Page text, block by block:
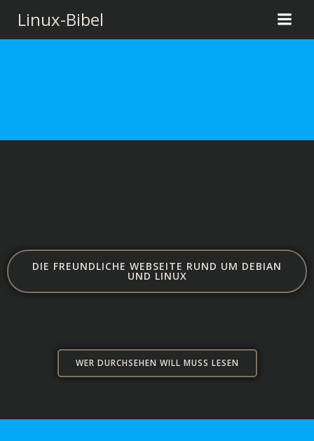
springen
Linux-Bibel
DIE FREUNDLICHE WEBSEITE RUND UM DEBIAN
UND LINUX
WER DURCHSEHEN WILL MUSS LESEN